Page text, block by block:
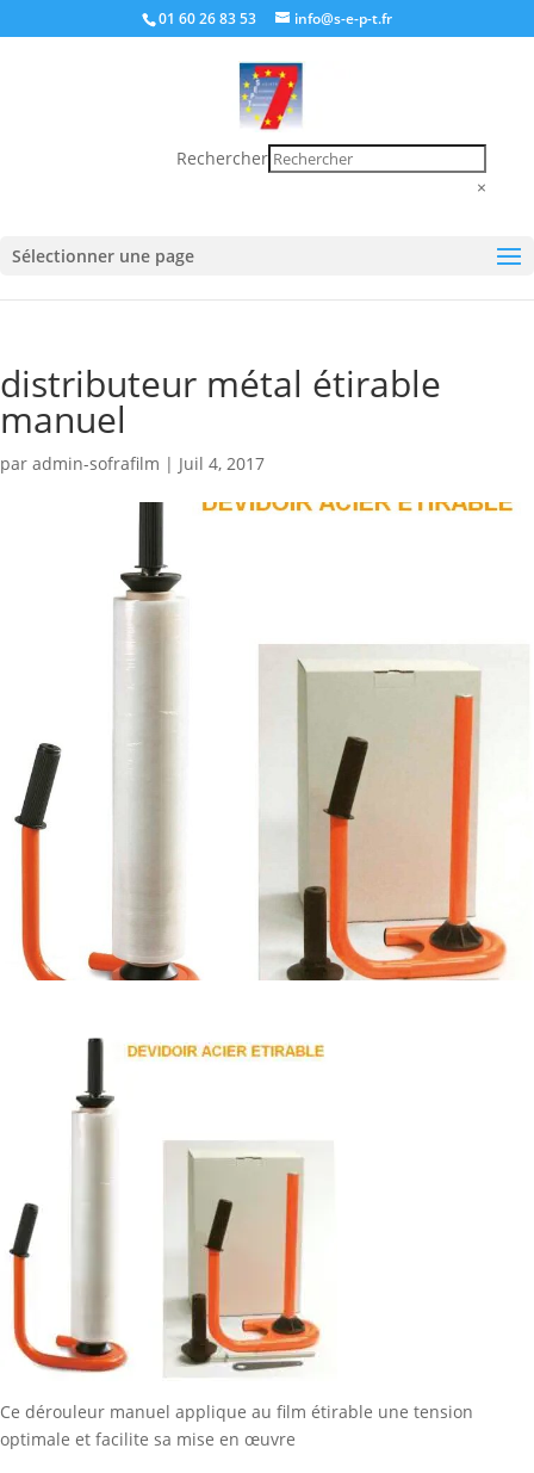
01 60 26 83 53 info@s-e-p-t.fr
Rechercher
×
Sélectionner une page
distributeur métal étirable
manuel
par admin-sofrafilm | Juil 4, 2017
Ce dérouleur manuel applique au film étirable une tension
optimale et facilite sa mise en œuvre